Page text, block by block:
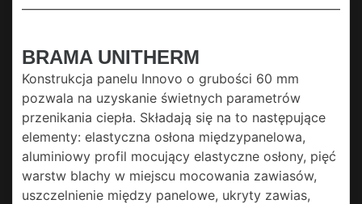
BRAMA UNITHERM
Konstrukcja panelu Innovo o grubości 60 mm
pozwala na uzyskanie świetnych parametrów
przenikania ciepła. Składają się na to następujące
elementy: elastyczna osłona międzypanelowa,
aluminiowy profil mocujący elastyczne osłony, pięć
warstw blachy w miejscu mocowania zawiasów,
uszczelnienie między panelowe, ukryty zawias,